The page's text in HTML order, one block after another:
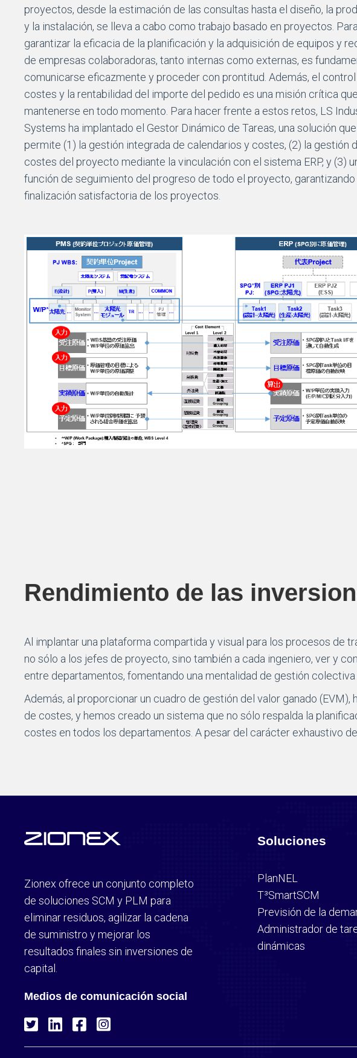
proyectos, desde la estimación de las consultas hasta el diseño, la
y la instalación, se lleva a cabo como trabajo basado en proyectos. Para
garantizar la eficacia de la planificación y la adquisición de equipos y
de empresas colaboradoras, tanto internas como externas, es
comunicarse eficazmente y proceder con prontitud. Además, el
costes y la rentabilidad del importe del pedido es una misión crítica
mantenerse en todo momento. Para hacer frente a estos retos, LS
Systems ha implantado el Gestor Dinámico de Tareas, una solución que
permite (1) la gestión integrada de calendarios y costes, (2) la gestión
costes del proyecto mediante la vinculación con el sistema ERP, y (3)
función de seguimiento del progreso de todo el proyecto, garantizando
finalización satisfactoria de los proyectos.
Rendimiento de las
Al implantar una plataforma compartida y visual para los procesos de
no sólo a los jefes de proyecto, sino también a cada ingeniero, ver y
entre departamentos, fomentando una mentalidad de gestión
Además, al proporcionar un cuadro de gestión del valor ganado
de costes, y hemos creado un sistema que no sólo respalda la
costes en todos los departamentos. A pesar del carácter exhaustivo
Zionex ofrece un conjunto completo
de soluciones SCM y PLM para
eliminar residuos, agilizar la cadena
de suministro y mejorar los
resultados finales sin inversiones de
capital.
Medios de comunicación social
Soluciones
PlanNEL
T³SmartSCM
Previsión de la
Administrador de
dinámicas